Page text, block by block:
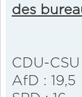
des
CDU-
AfD : 19,5